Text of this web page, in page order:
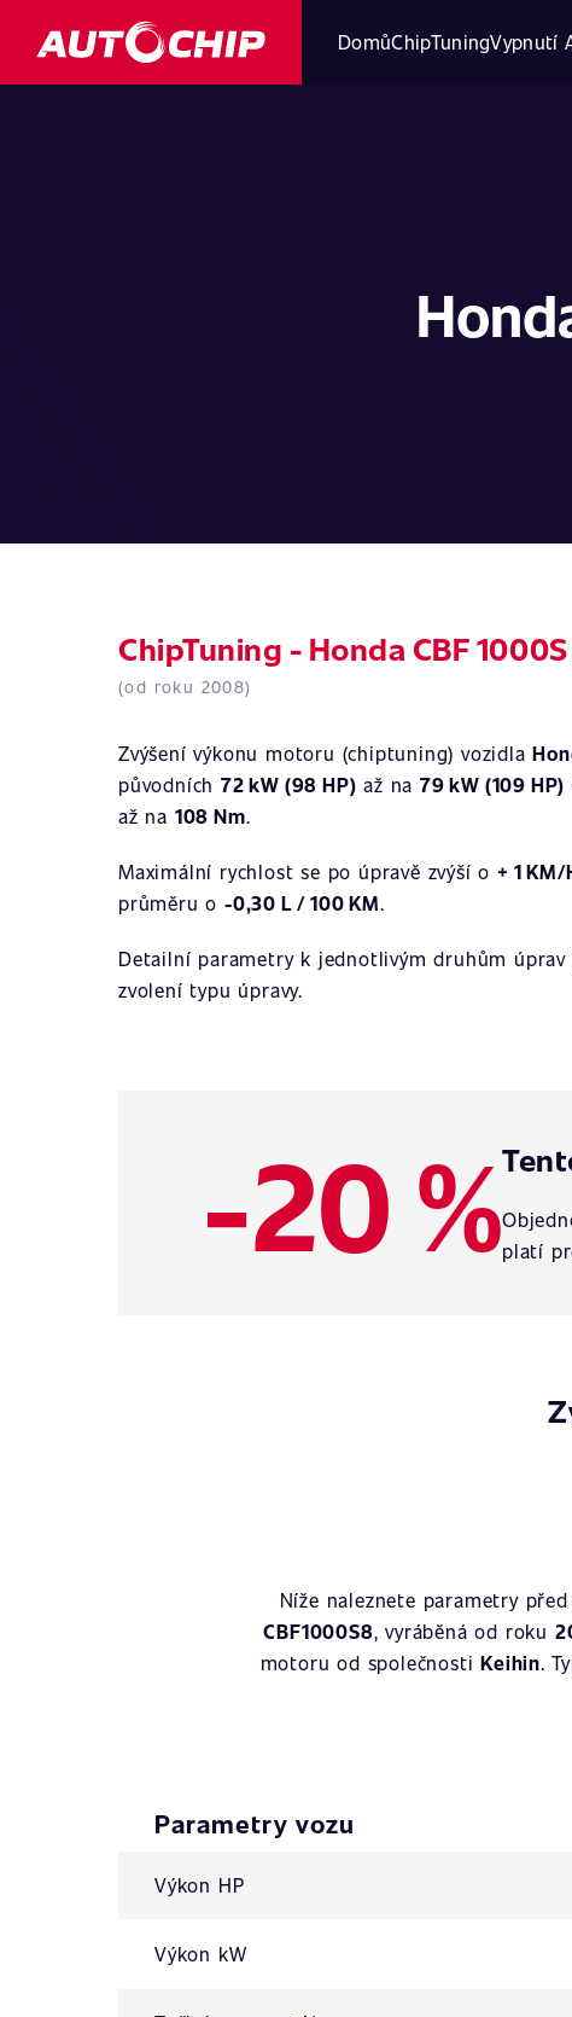
DomůChipTuningVypnutí
ChipTuning - Honda CBF
(od roku 2008)
Zvýšení výkonu motoru (chiptuning) vozidla
původních72 kW (98 HP) až na79 kW (109 HP)
až na 108 Nm.
Maximální rychlost se po úpravě zvýší o + 1 KM/
průměru o-0,30 L / 100 KM.
Detailní parametry k jednotlivým druhům úprav
zvolení typu úpravy.
-20 %platí
Níže naleznete parametry
CBF1000S8, vyráběná od roku
motoru od společnostiKeihin.
Parametry vozu
Výkon HP
Výkon kW